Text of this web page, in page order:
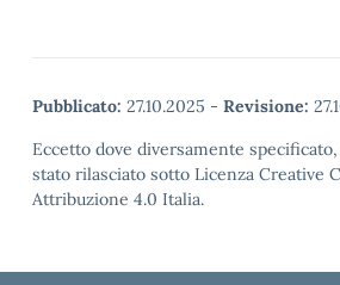
Pubblicato: 27.10.2025 - Revisione:
Eccetto dove diversamente
stato rilasciato sotto Licenza Creative
Attribuzione 4.0 Italia.